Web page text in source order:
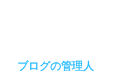
ブログの管理人